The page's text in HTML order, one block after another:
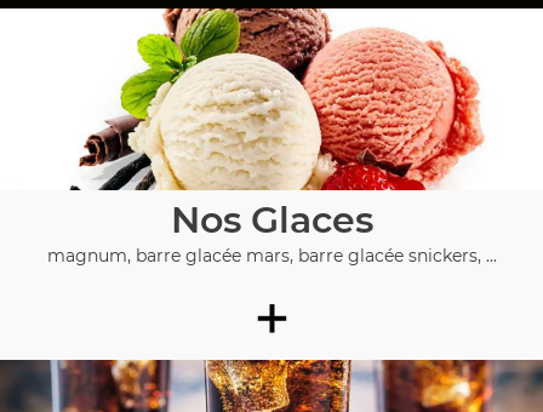
Nos Glaces
magnum, barre glacée mars, barre glacée snickers, ...
+